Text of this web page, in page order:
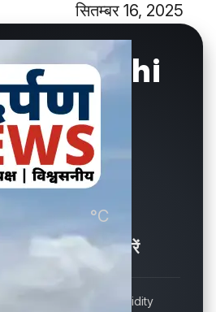
सितम्बर 16, 2025
New Delhi
°C
Showers / बौछारें
Humidity